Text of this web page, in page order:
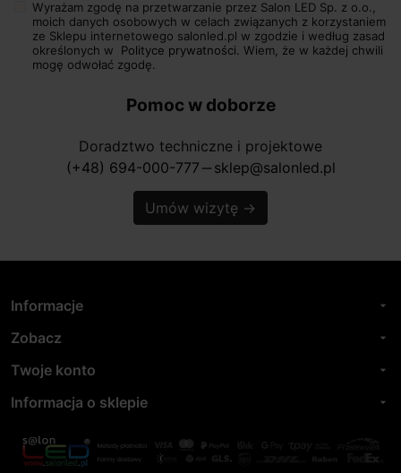
Wyrażam zgodę na przetwarzanie przez Salon LED Sp. z o.o.,
moich danych osobowych w celach związanych z korzystaniem
ze Sklepu internetowego salonled.pl w zgodzie i według zasad
określonych w Polityce prywatności. Wiem, że w każdej chwili
mogę odwołać zgodę.
Pomoc w doborze
Doradztwo techniczne i projektowe
(+48) 694-000-777 horizontal_rule sklep@salonled.pl
Umów wizytę →
Informacje arrow_drop_down
Zobacz arrow_drop_down
Twoje konto arrow_drop_down
Informacja o sklepie arrow_drop_down